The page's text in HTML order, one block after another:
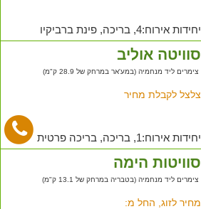
יחידות אירוח:4, בריכה, פינת ברביקיו
סוויטה אוליב
צימרים ליד מנחמיה (במע'אר במרחק של 28.9 ק"מ)
צלצל לקבלת מחיר
יחידות אירוח:1, בריכה, בריכה פרטית
סוויטות הימה
צימרים ליד מנחמיה (בטבריה במרחק של 13.1 ק"מ)
מחיר לזוג, החל מ: